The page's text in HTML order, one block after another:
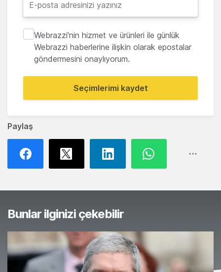
Paylaş
Webrazzi'nin hizmet ve ürünleri ile günlük
Webrazzi haberlerine ilişkin olarak epostalar
göndermesini onaylıyorum.
Seçimlerimi kaydet
Bunlar ilginizi çekebilir